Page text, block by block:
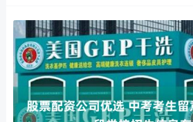
戳中了大家想拍点“不一样照片”的心理。
者小红书股票融资比利，一定会被一台名
股票主力操盘 异动快报：中央商场（
及涨停板
股指期货开户 2026-07-09